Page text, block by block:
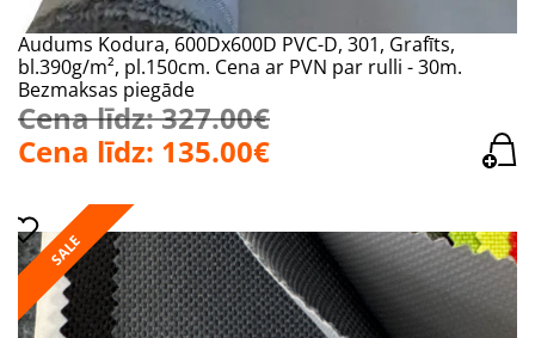
Audums Kodura, 600Dx600D PVC-D, 301, Grafīts,
bl.390g/m², pl.150cm. Cena ar PVN par rulli - 30m.
Bezmaksas piegāde
Cena līdz: 327.00€
Cena līdz: 135.00€
SALE